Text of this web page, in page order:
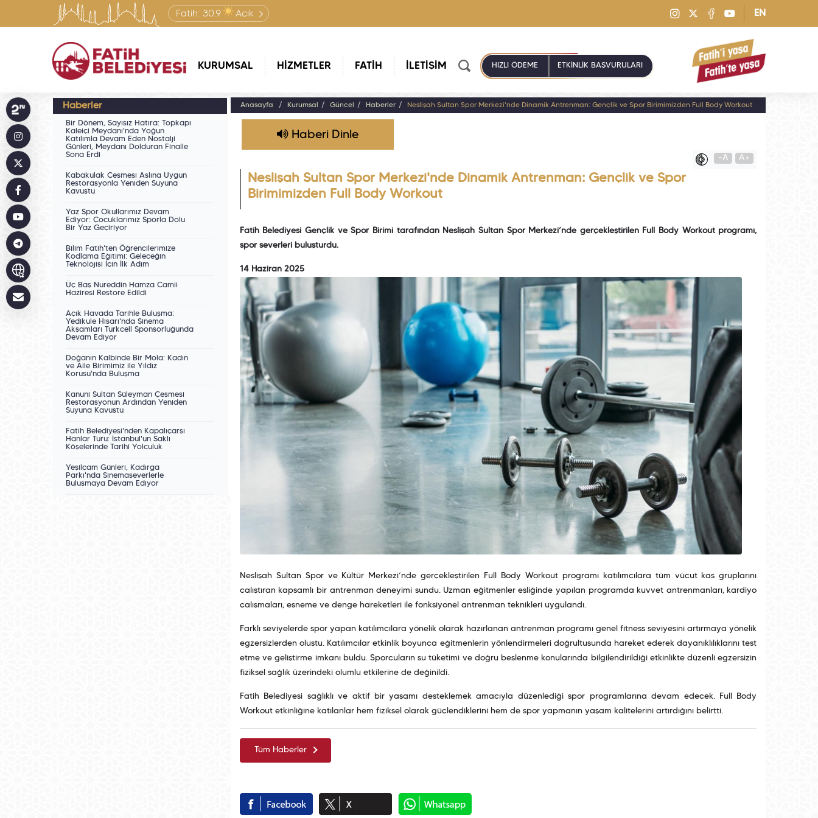
Fatih: 30.9 Açık EN
KURUMSAL HİZMETLER FATİH İLETİŞİM HIZLI ÖDEME ETKİNLİK BAŞVURULARI
Haberler
Bir Dönem, Sayısız Hatıra: Topkapı
Kaleiçi Meydanı'nda Yoğun
Katılımla Devam Eden Nostalji
Günleri, Meydanı Dolduran Finalle
Sona Erdi
Kabakulak Çeşmesi Aslına Uygun
Restorasyonla Yeniden Suyuna
Kavuştu
Yaz Spor Okullarımız Devam
Ediyor: Çocuklarımız Sporla Dolu
Bir Yaz Geçiriyor
Bilim Fatih'ten Öğrencilerimize
Kodlama Eğitimi: Geleceğin
Teknolojisi İçin İlk Adım
Üç Baş Nureddin Hamza Camii
Haziresi Restore Edildi
Açık Havada Tarihle Buluşma:
Yedikule Hisarı'nda Sinema
Akşamları Turkcell Sponsorluğunda
Devam Ediyor
Doğanın Kalbinde Bir Mola: Kadın
ve Aile Birimimiz ile Yıldız
Korusu'nda Buluşma
Kanuni Sultan Süleyman Çeşmesi
Restorasyonun Ardından Yeniden
Suyuna Kavuştu
Fatih Belediyesi'nden Kapalıçarşı
Hanlar Turu: İstanbul'un Saklı
Köşelerinde Tarihî Yolculuk
Yeşilçam Günleri, Kadırga
Parkı'nda Sinemaseverlerle
Buluşmaya Devam Ediyor
Anasayfa Kurumsal Güncel Haberler Neslişah Sultan Spor Merkezi'nde Dinamik Antrenman: Gençlik ve Spor Birimimizden Full Body Workout
Haberi Dinle
-A A+
Neslişah Sultan Spor Merkezi'nde Dinamik Antrenman: Gençlik ve Spor
Birimimizden Full Body Workout
Fatih Belediyesi Gençlik ve Spor Birimi tarafından Neslişah Sultan Spor Merkezi’nde gerçekleştirilen Full Body Workout programı,
spor severleri buluşturdu.
14 Haziran 2025
Neslişah Sultan Spor ve Kültür Merkezi’nde gerçekleştirilen Full Body Workout programı katılımcılara tüm vücut kas gruplarını
çalıştıran kapsamlı bir antrenman deneyimi sundu. Uzman eğitmenler eşliğinde yapılan programda kuvvet antrenmanları, kardiyo
çalışmaları, esneme ve denge hareketleri ile fonksiyonel antrenman teknikleri uygulandı.
Farklı seviyelerde spor yapan katılımcılara yönelik olarak hazırlanan antrenman programı genel fitness seviyesini artırmaya yönelik
egzersizlerden oluştu. Katılımcılar etkinlik boyunca eğitmenlerin yönlendirmeleri doğrultusunda hareket ederek dayanıklılıklarını test
etme ve geliştirme imkanı buldu. Sporcuların su tüketimi ve doğru beslenme konularında bilgilendirildiği etkinlikte düzenli egzersizin
fiziksel sağlık üzerindeki olumlu etkilerine de değinildi.
Fatih Belediyesi sağlıklı ve aktif bir yaşamı desteklemek amacıyla düzenlediği spor programlarına devam edecek. Full Body
Workout etkinliğine katılanlar hem fiziksel olarak güçlendiklerini hem de spor yapmanın yaşam kalitelerini artırdığını belirtti.
Tüm Haberler